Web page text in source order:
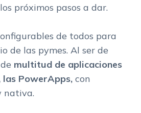
próximos pasos a dar.
de todos para
de las pymes. Al ser de
multitud de aplicaciones
PowerApps, con
nativa.